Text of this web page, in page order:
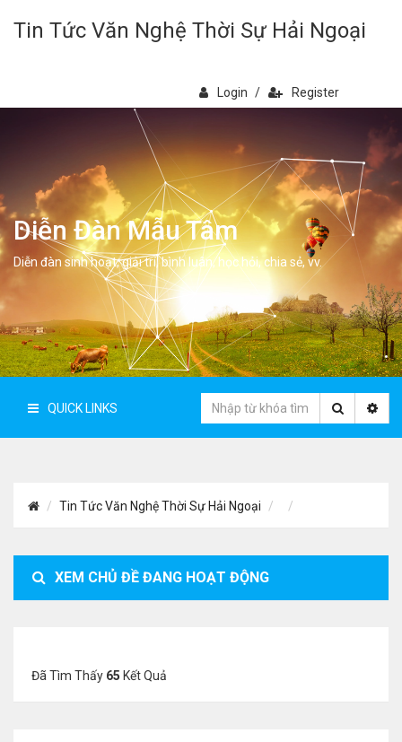
Tin Tức Văn Nghệ Thời Sự Hải Ngoại
Login / Register
Diễn Đàn Mẫu Tâm
Diễn đàn sinh hoạt, giải trí, bình luân, học hỏi, chia sẻ, vv.
QUICK LINKS
Tin Tức Văn Nghệ Thời Sự Hải Ngoại
XEM CHỦ ĐỀ ĐANG HOẠT ĐỘNG
Đã Tìm Thấy 65 Kết Quả